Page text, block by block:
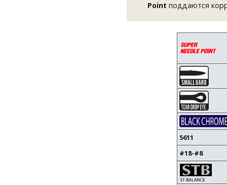
Point поддаются
5611
#18-#8